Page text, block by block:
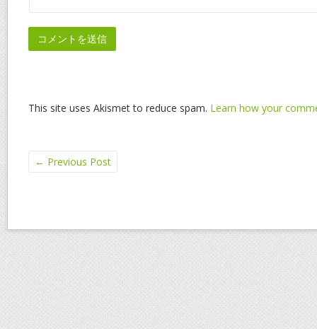
This site uses Akismet to reduce spam. Learn how your
← Previous Post